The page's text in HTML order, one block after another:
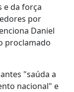
e da força
por
Daniel
proclamado
"saúda a
nacional" e